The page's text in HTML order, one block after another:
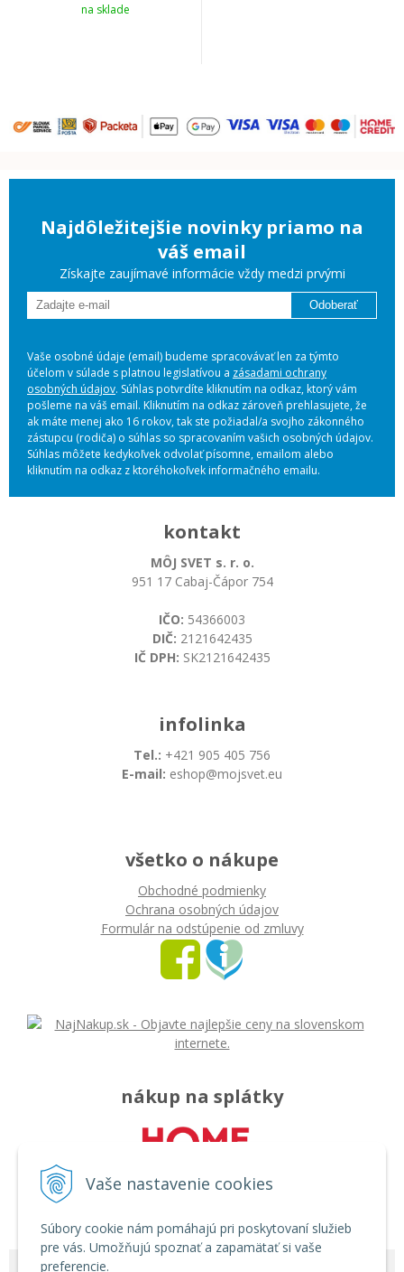
Vaše nastavenie cookies
Súbory cookie nám pomáhajú pri poskytovaní služieb
pre vás. Umožňujú spoznať a zapamätať si vaše
preferencie.
na sklade
Najdôležitejšie novinky priamo na
váš email
Získajte zaujímavé informácie vždy medzi prvými
Odoberať
Vaše osobné údaje (email) budeme spracovávať len za týmto
účelom v súlade s platnou legislatívou a zásadami ochrany
osobných údajov. Súhlas potvrdíte kliknutím na odkaz, ktorý vám
pošleme na váš email. Kliknutím na odkaz zároveň prehlasujete, že
ak máte menej ako 16 rokov, tak ste požiadal/a svojho zákonného
zástupcu (rodiča) o súhlas so spracovaním vašich osobných údajov.
Súhlas môžete kedykoľvek odvolať písomne, emailom alebo
kliknutím na odkaz z ktoréhokoľvek informačného emailu.
kontakt
MÔJ SVET s. r. o.
951 17 Cabaj-Čápor 754
IČO: 54366003
DIČ: 2121642435
IČ DPH: SK2121642435
infolinka
Tel.: +421 905 405 756
E-mail: eshop@mojsvet.eu
všetko o nákupe
Obchodné podmienky
Ochrana osobných údajov
Formulár na odstúpenie od zmluvy
nákup na splátky
© 2026 Môj svet - rozličný tovar •